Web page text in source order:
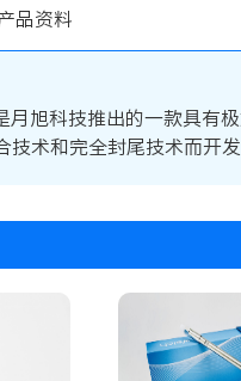
产品资料
月旭科技推出的一款具有
技术和完全封尾技术而开